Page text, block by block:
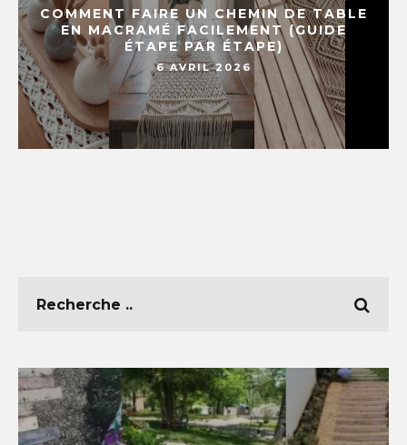
COMMENT FAIRE UN CHEMIN DE TABLE
EN MACRAMÉ FACILEMENT (GUIDE
ÉTAPE PAR ÉTAPE)
6 AVRIL 2026